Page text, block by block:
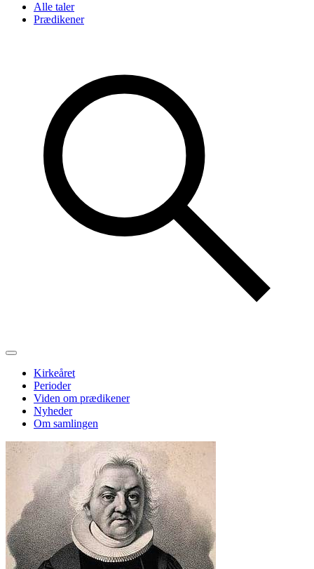
Alle taler
Prædikener
Kirkeåret
Perioder
Viden om prædikener
Nyheder
Om samlingen